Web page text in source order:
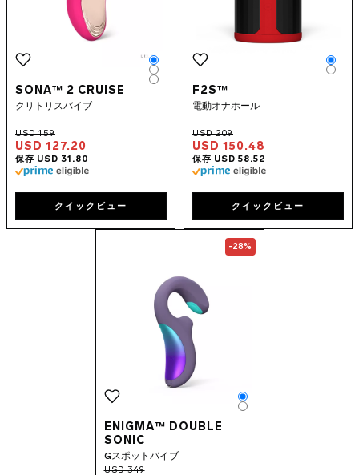
SONA™ 2 CRUISE
クリトリスバイブ
USD 127.20
Color
Color
Color
クイックビュー
F2S™
電動オナホール
USD 150.48
クイックビュー
Go to theENIGMA™ Double
-28%
ENIGMA™ DOUBLE
SONIC
Gスポットバイブ
Color
Color